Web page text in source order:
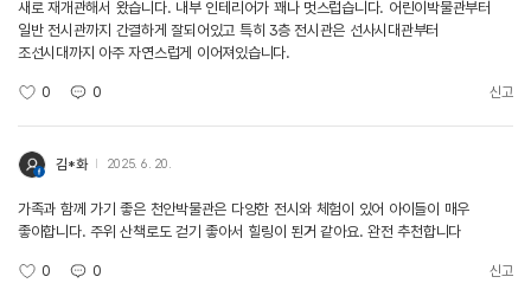
새로 재개관해서 왔습니다. 내부 인테리어가 꽤나 멋스럽습니다. 어린이박물관부터
일반 전시관까지 간결하게 잘되어있고 특히 3층 전시관은 선사시대관부터
조선시대까지 아주 자연스럽게 이어져있습니다.
0 0 신고
김*화 2025. 6. 20.
가족과 함께 가기 좋은 천안박물관은 다양한 전시와 체험이 있어 아이들이 매우
좋아합니다. 주위 산책로도 걷기 좋아서 힐링이 된거 같아요. 완전 추천합니다
0 0 신고